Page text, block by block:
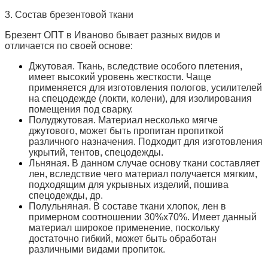
3. Состав брезентовой ткани
Брезент ОПТ в Иваново бывает разных видов и
отличается по своей основе:
Джутовая. Ткань, вследствие особого плетения,
имеет высокий уровень жесткости. Чаще
применяется для изготовления пологов, усилителей
на спецодежде (локти, колени), для изолирования
помещения под сварку.
Полуджутовая. Материал несколько мягче
джутового, может быть пропитан пропиткой
различного назначения. Подходит для изготовления
укрытий, тентов, спецодежды.
Льняная. В данном случае основу ткани составляет
лен, вследствие чего материал получается мягким,
подходящим для укрывных изделий, пошива
спецодежды, др.
Полульняная. В составе ткани хлопок, лен в
примерном соотношении 30%х70%. Имеет данный
материал широкое применение, поскольку
достаточно гибкий, может быть обработан
различными видами пропиток.